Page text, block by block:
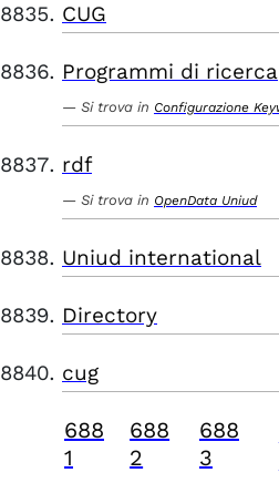
CUG
Programmi di ricerca
Si trova in Configurazione
rdf
Si trova in OpenData Uniud
Uniud international
Directory
cug
688
1
688
2
688
3